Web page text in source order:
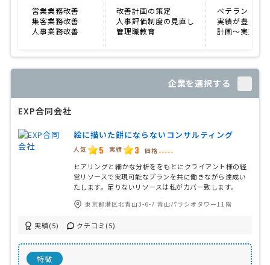
営業業務改善
集客業務改善
人事業務改善
改善計画の策定
人事評価制度の見直し
管理職教育
ベテラン
実績が豊富
計画〜実施ま
企業を選択する
EXP合同会社
絵に描いた餅にならないコンサルティング
人気 5 実績 3 価格 -----
ヒアリングと細かな分析ををもとにクライアント様の経
営リソースで実現可能なプランを共に働きながら達成い
たします。足りないリソースは私がカバー致します。
東京都港区北青山3-6-7 青山パラシオタワー11階
実績(5) クチコミ(5)
特徴